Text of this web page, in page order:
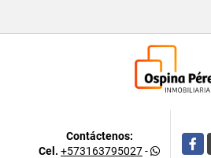
Contáctenos:
Cel. +573163795027-